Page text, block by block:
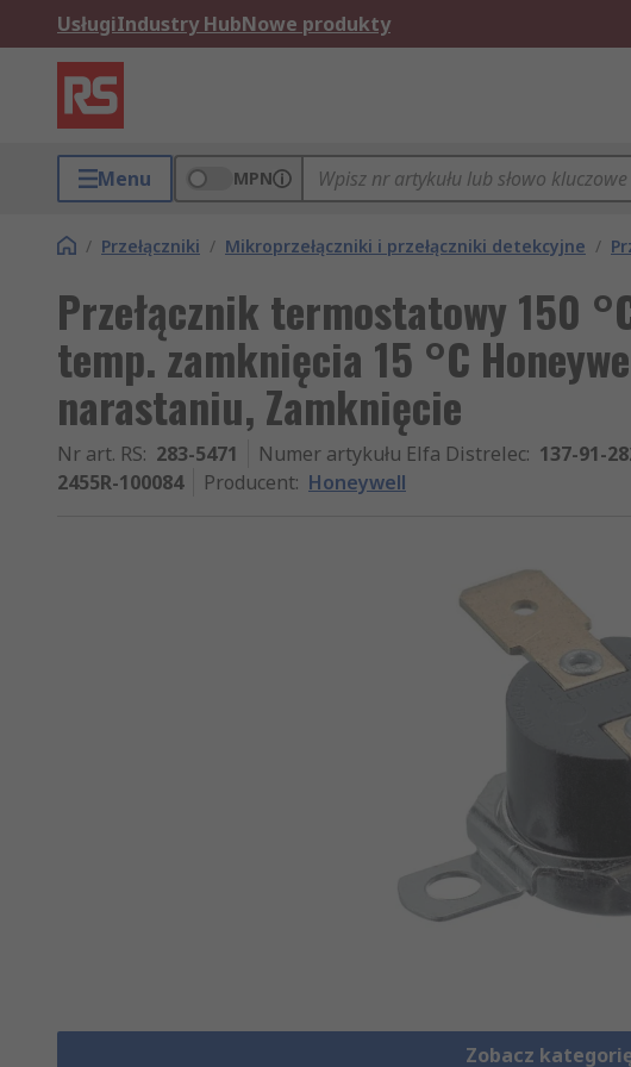
UsługiIndustry HubNowe produkty
Menu MPN
/ Przełączniki / Mikroprzełączniki i przełączniki detekcyjne /
Przełącznik termostatowy 150
temp. zamknięcia 15 °C
narastaniu, Zamknięcie
Nr art. RS: 283-5471 Numer artykułu Elfa Distrelec: 137-91-
2455R-100084
Producent: Honeywell
Zobacz